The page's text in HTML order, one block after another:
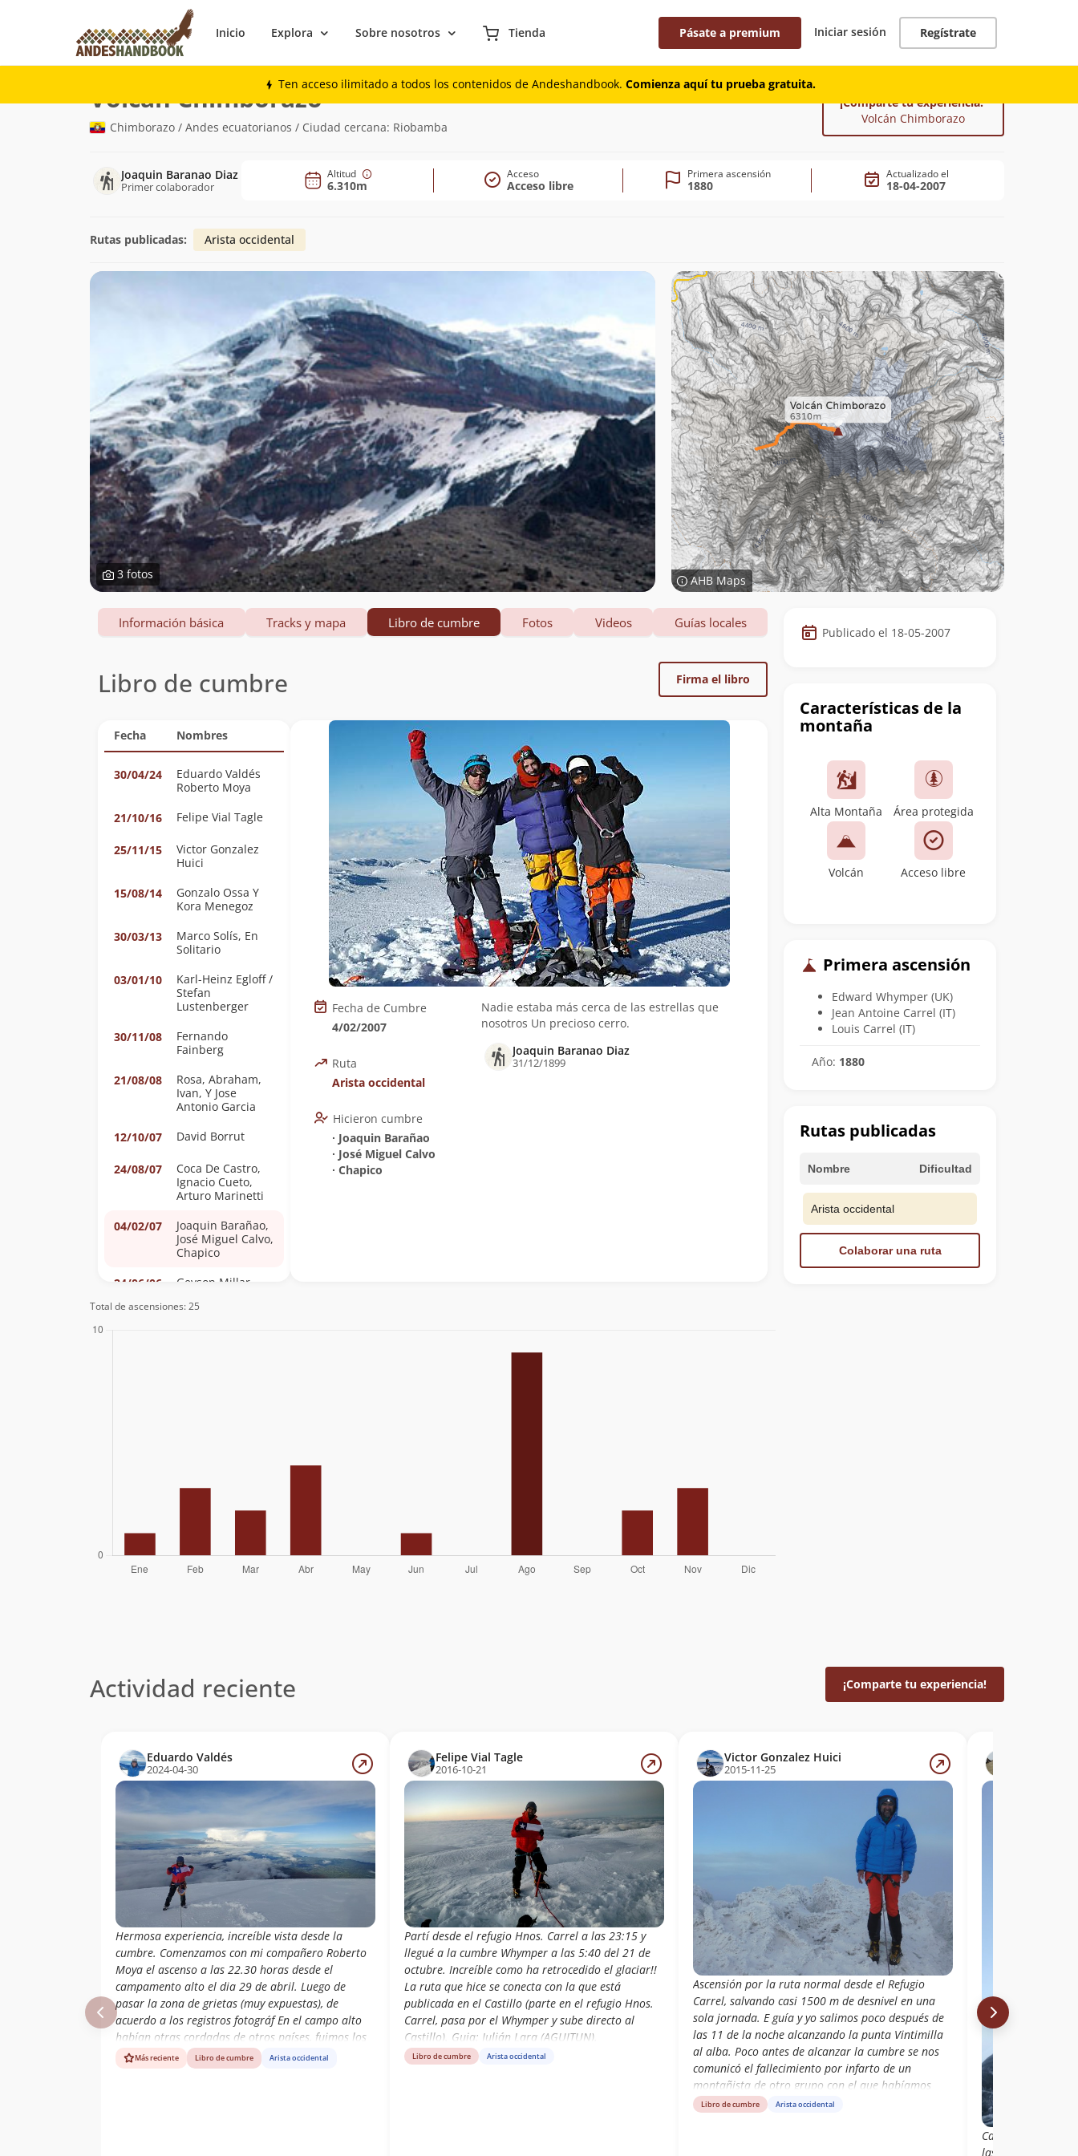
Inicio Explora Sobre nosotros Tienda Pásate a premium Iniciar sesión Regístrate
Ten acceso ilimitado a todos los contenidos de Andeshandbook. Comienza aquí tu prueba gratuita.
Montaña
Volcán Chimborazo(6.310m)
Chimborazo / Andes ecuatorianos / Ciudad cercana: Riobamba
¡Comparte tu experiencia!
Volcán Chimborazo
Joaquin Baranao Diaz
Primer colaborador
Altitud
6.310m
Acceso
Acceso libre
Primera ascensión
1880
Actualizado el
18-04-2007
Rutas publicadas: Arista occidental
3 fotos AHB Maps
Datos
de
cumbre
Publicado el 18-05-2007
Características de la
montaña
Alta Montaña Área protegida
Volcán Acceso libre
Primera ascensión
Edward Whymper (UK)
Jean Antoine Carrel (IT)
Louis Carrel (IT)
Año: 1880
Rutas publicadas
Nombre Dificultad
Arista occidental
Colaborar una ruta
Información básica Tracks y mapa Libro de cumbre Fotos Videos Guías locales
Libro de cumbre Firma el libro
Fecha Nombres
30/04/24
Eduardo Valdés
Roberto Moya
21/10/16
Felipe Vial Tagle
25/11/15
Victor Gonzalez
Huici
15/08/14
Gonzalo Ossa Y
Kora Menegoz
30/03/13
Marco Solís, En
Solitario
03/01/10
Karl-Heinz Egloff /
Stefan
Lustenberger
30/11/08
Fernando
Fainberg
21/08/08
Rosa, Abraham,
Ivan, Y Jose
Antonio Garcia
12/10/07
David Borrut
24/08/07
Coca De Castro,
Ignacio Cueto,
Arturo Marinetti
04/02/07
Joaquin Barañao,
José Miguel Calvo,
Chapico
24/06/06
Geyson Millar
25/04/03
Stefan
Fecha de Cumbre
4/02/2007
Ruta
Arista occidental
Hicieron cumbre
∙ Joaquin Barañao
∙ José Miguel Calvo
∙ Chapico
Nadie estaba más cerca de las estrellas que
nosotros Un precioso cerro.
Joaquin Baranao Diaz
31/12/1899
Total de ascensiones: 25
Actividad reciente ¡Comparte tu experiencia!
Eduardo Valdés
2024-04-30
Hermosa experiencia, increíble vista desde la
cumbre. Comenzamos con mi compañero Roberto
Moya el ascenso a las 22.30 horas desde el
campamento alto el dia 29 de abril. Luego de
pasar la zona de grietas (muy expuestas), de
acuerdo a los registros fotográf En el campo alto
habían otras cordadas de otros países, fuimos los
únicos en alcanzar la cumbre.
Más reciente Libro de cumbre Arista occidental
Felipe Vial Tagle
2016-10-21
Partí desde el refugio Hnos. Carrel a las 23:15 y
llegué a la cumbre Whymper a las 5:40 del 21 de
octubre. Increíble como ha retrocedido el glaciar!!
La ruta que hice se conecta con la que está
publicada en el Castillo (parte en el refugio Hnos.
Carrel, pasa por el Whymper y sube directo al
Castillo). Guia: Julián Lara (AGUITUN).
Libro de cumbre Arista occidental
Victor Gonzalez Huici
2015-11-25
Ascensión por la ruta normal desde el Refugio
Carrel, salvando casi 1500 m de desnivel en una
sola jornada. E guía y yo salimos poco después de
las 11 de la noche alcanzando la punta Vintimilla
al alba. Poco antes de alcanzar la cumbre se nos
comunicó el fallecimiento por infarto de un
montañista de otro grupo con el que habíamos
compartido refugio horas antes. Vistas las
Libro de cumbre Arista occidental
Cansados, luego
las 10PM del 14